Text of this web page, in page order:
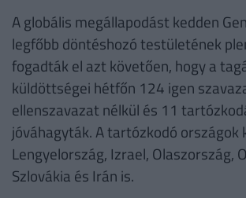
A globális megállapodást kedden
legfőbb döntéshozó testületének
fogadták el azt követően, hogy a
küldöttségei hétfőn 124 igen
ellenszavazat nélkül és 11
jóváhagyták. A tartózkodó
Lengyelország, Izrael, Olaszország,
Szlovákia és Irán is.